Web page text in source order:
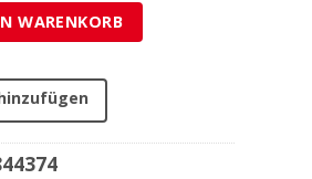
Disc 190/48/3.5mm (4 Loch) Menge
WARENKORB